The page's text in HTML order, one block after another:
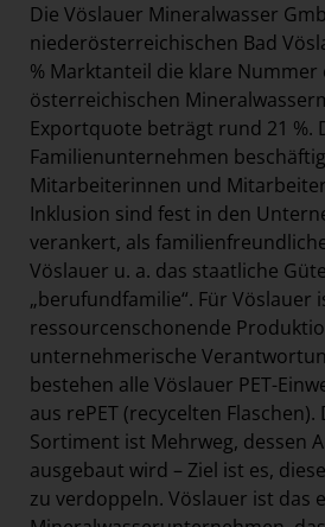
Die Vöslauer Mineralwasser
niederösterreichischen Bad
% Marktanteil die klare Nummer
österreichischen
Exportquote beträgt rund 21 %.
Familienunternehmen
Mitarbeiterinnen und
Inklusion sind fest in den
verankert, als
Vöslauer u. a. das staatliche
„berufundfamilie“. Für Vöslauer
ressourcenschonende
unternehmerische
bestehen alle Vöslauer PET-
aus rePET (recycelten
Sortiment ist Mehrweg, dessen
ausgebaut wird – Ziel ist es,
zu verdoppeln. Vöslauer ist das